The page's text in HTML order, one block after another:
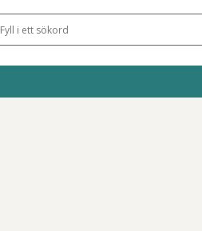
Sökfält